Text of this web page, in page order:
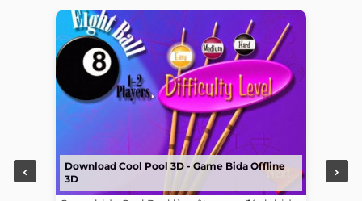
Download Cool Pool 3D - Game Bida Offline
3D